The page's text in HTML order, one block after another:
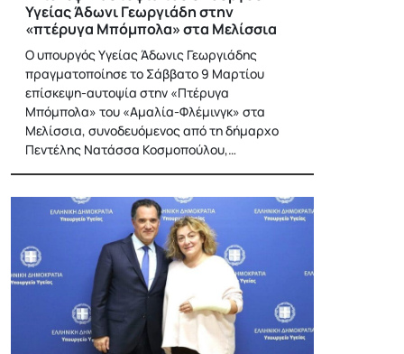
Υγείας Άδωνι Γεωργιάδη στην
«πτέρυγα Μπόμπολα» στα Μελίσσια
Ο υπουργός Υγείας Άδωνις Γεωργιάδης
πραγματοποίησε το Σάββατο 9 Μαρτίου
επίσκεψη-αυτοψία στην «Πτέρυγα
Μπόμπολα» του «Αμαλία-Φλέμινγκ» στα
Μελίσσια, συνοδευόμενος από τη δήμαρχο
Πεντέλης Νατάσσα Κοσμοπούλου,…